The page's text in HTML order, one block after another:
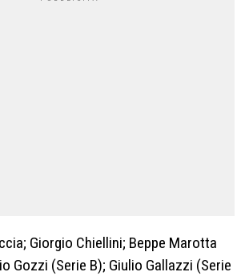
Giorgio Chiellini; Beppe Marotta
Gozzi (Serie B); Giulio Gallazzi (Serie